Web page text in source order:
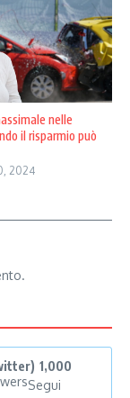
nelle
il risparmio può
2024
1,000
Segui